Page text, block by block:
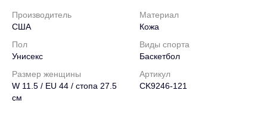
Производитель
США
Материал
Кожа
Пол
Унисекс
Виды спорта
Баскетбол
Размер женщины
W 11.5 / EU 44 / стопа 27.5
см
Артикул
CK9246-121